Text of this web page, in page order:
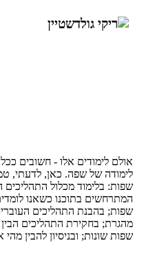
אולם לימודים אלו - חשובים
לימודה של שפה. כאן, לדעתי,
שפות: בלימוד מכלול התהליכים
המתרחשים בתוכנו כשאנו
שפות; בהבנת התהליכים
מהגרת; בחקירת התהליכים
שפות שונות; ובניסיון להבין